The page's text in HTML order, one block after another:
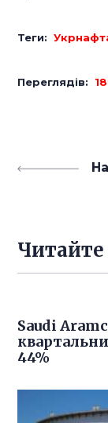
Теги:
Переглядів:
Saudi
44%